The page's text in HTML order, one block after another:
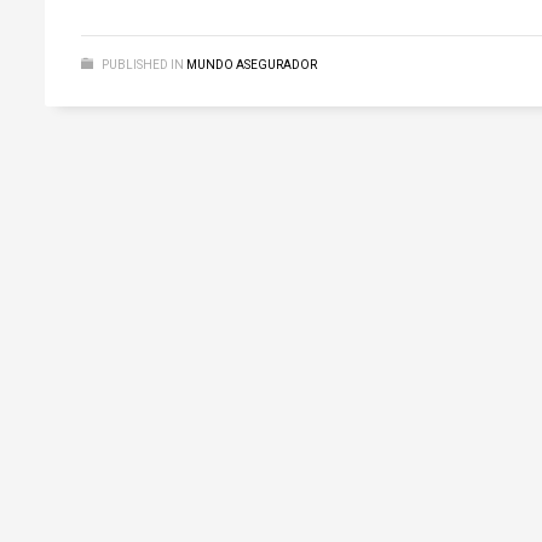
PUBLISHED IN MUNDO ASEGURADOR